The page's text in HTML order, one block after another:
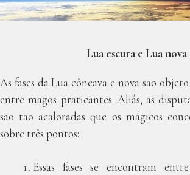
Lua escura e Lua nova
As fases da Lua côncava e nova são
entre magos praticantes. Aliás, as
são tão acaloradas que os mágicos
sobre três pontos:
Essas fases se encontram